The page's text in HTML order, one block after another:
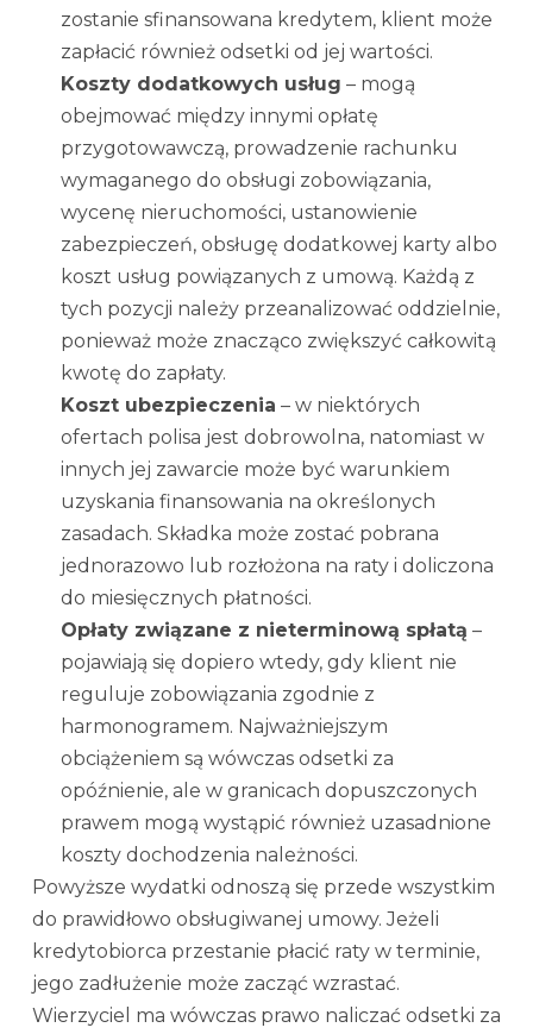
zostanie sfinansowana kredytem, klient może
zapłacić również odsetki od jej wartości.
Koszty dodatkowych usług – mogą
obejmować między innymi opłatę
przygotowawczą, prowadzenie rachunku
wymaganego do obsługi zobowiązania,
wycenę nieruchomości, ustanowienie
zabezpieczeń, obsługę dodatkowej karty albo
koszt usług powiązanych z umową. Każdą z
tych pozycji należy przeanalizować oddzielnie,
ponieważ może znacząco zwiększyć całkowitą
kwotę do zapłaty.
Koszt ubezpieczenia – w niektórych
ofertach polisa jest dobrowolna, natomiast w
innych jej zawarcie może być warunkiem
uzyskania finansowania na określonych
zasadach. Składka może zostać pobrana
jednorazowo lub rozłożona na raty i doliczona
do miesięcznych płatności.
Opłaty związane z nieterminową spłatą –
pojawiają się dopiero wtedy, gdy klient nie
reguluje zobowiązania zgodnie z
harmonogramem. Najważniejszym
obciążeniem są wówczas odsetki za
opóźnienie, ale w granicach dopuszczonych
prawem mogą wystąpić również uzasadnione
koszty dochodzenia należności.
Powyższe wydatki odnoszą się przede wszystkim
do prawidłowo obsługiwanej umowy. Jeżeli
kredytobiorca przestanie płacić raty w terminie,
jego zadłużenie może zacząć wzrastać.
Wierzyciel ma wówczas prawo naliczać odsetki za